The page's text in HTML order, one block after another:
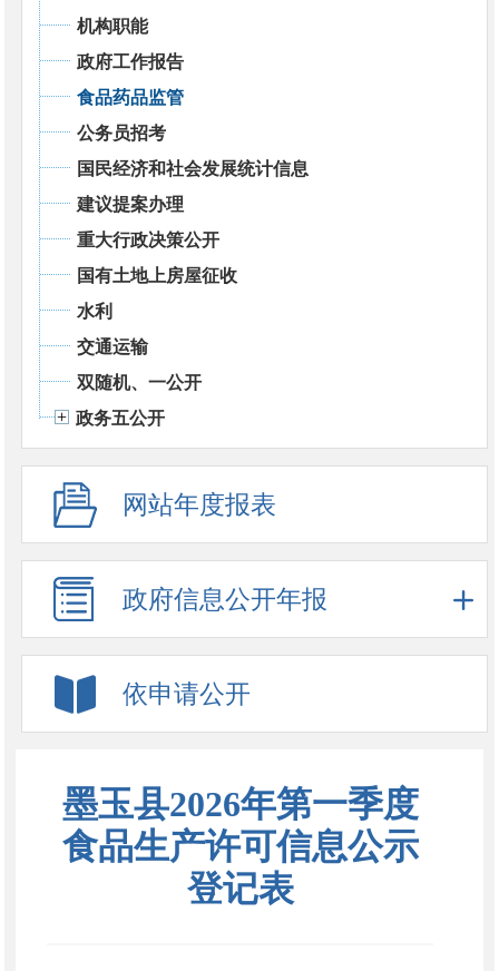
机构职能
政府工作报告
食品药品监管
公务员招考
国民经济和社会发展统计信息
建议提案办理
重大行政决策公开
国有土地上房屋征收
水利
交通运输
双随机、一公开
政务五公开
网站年度报表
政府信息公开年报
依申请公开
墨玉县2026年第一季度
食品生产许可信息公示
登记表